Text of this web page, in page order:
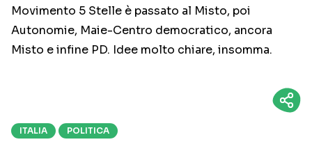
Movimento 5 Stelle è passato al Misto, poi
Autonomie, Maie-Centro democratico, ancora
Misto e infine PD. Idee molto chiare, insomma.
ITALIA POLITICA